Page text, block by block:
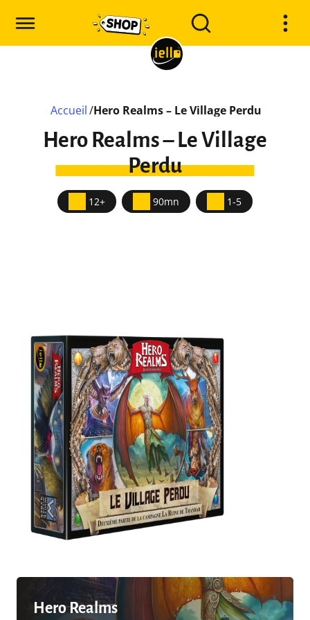
Accueil /Hero Realms – Le Village Perdu
Hero Realms – Le Village
Perdu
12+ 90mn 1-5
Hero Realms